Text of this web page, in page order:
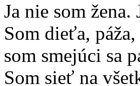
Ja nie som žena.
Som dieťa,
som smejúci sa
Som sieť na